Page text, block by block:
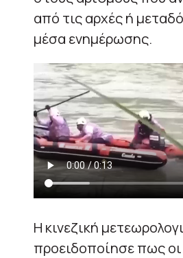
από τις αρχές ή
μέσα ενημέρωσης.
Η κινεζική
προειδοποίησε πως οι